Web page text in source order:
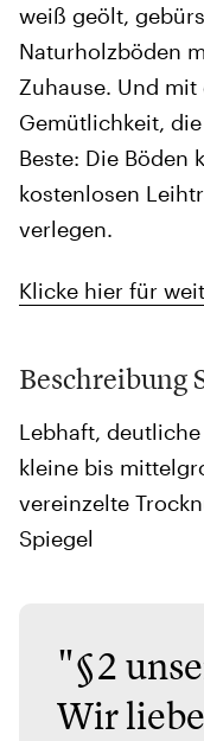
weiß geölt,
Naturholzböden
Zuhause. Und
Gemütlichkeit,
Beste: Die Böden
kostenlosen
verlegen.
Klicke hier für
Beschreibung
Lebhaft,
kleine bis
vereinzelte
Spiegel
"§2
Wir